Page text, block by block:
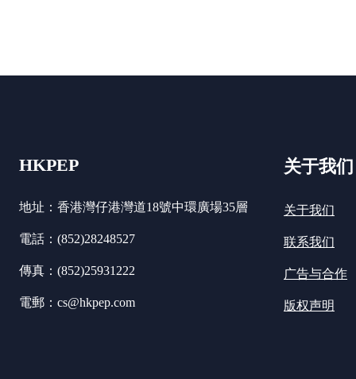
HKPEP
地址：香港灣仔港灣道18號中環廣場35層
電話：(852)28248527
傳真：(852)25931222
電郵：cs@hkpep.com
关于我们
关于我们
联系我们
广告与合作
版权声明